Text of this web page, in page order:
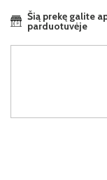
Šią prekę galite
parduotuvėje